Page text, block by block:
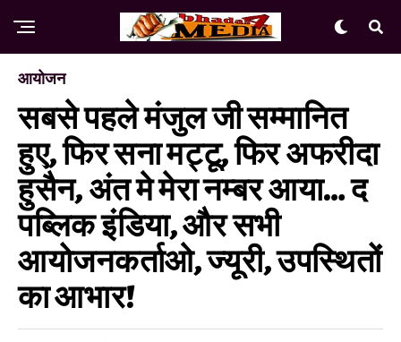
आयोजन
सबसे पहले मंजुल जी सम्मानित
हुए, फिर सना मट्टू, फिर अफरीदा
हुसैन, अंत मे मेरा नम्बर आया… द
पब्लिक इंडिया, और सभी
आयोजनकर्ताओ, ज्यूरी, उपस्थितों
का आभार!